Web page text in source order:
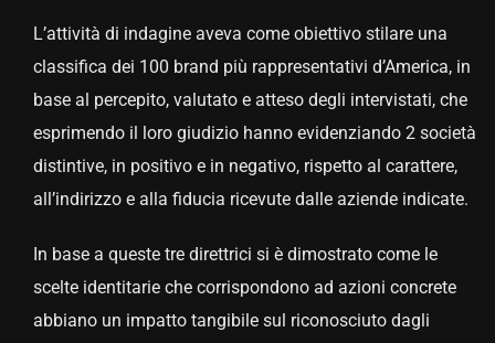
L’attività di indagine aveva come obiettivo stilare una
classifica dei 100 brand più rappresentativi d’America, in
base al percepito, valutato e atteso degli intervistati, che
esprimendo il loro giudizio hanno evidenziando 2 società
distintive, in positivo e in negativo, rispetto al carattere,
all’indirizzo e alla fiducia ricevute dalle aziende indicate.
In base a queste tre direttrici si è dimostrato come le
scelte identitarie che corrispondono ad azioni concrete
abbiano un impatto tangibile sul riconosciuto dagli